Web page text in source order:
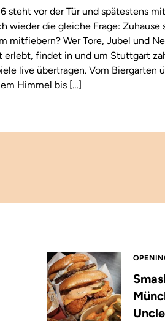
steht vor der Tür und spätestens
wieder die gleiche Frage: Zuhause
mitfiebern? Wer Tore, Jubel und
erlebt, findet in und um Stuttgart
live übertragen. Vom Biergarten
Himmel bis […]